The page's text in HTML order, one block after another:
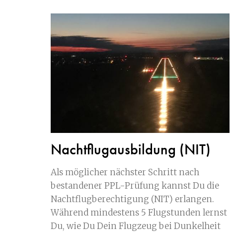
Nachtflugausbildung (NIT)
Als möglicher nächster Schritt nach
bestandener PPL-Prüfung kannst Du die
Nachtflugberechtigung (NIT) erlangen.
Während mindestens 5 Flugstunden lernst
Du, wie Du Dein Flugzeug bei Dunkelheit